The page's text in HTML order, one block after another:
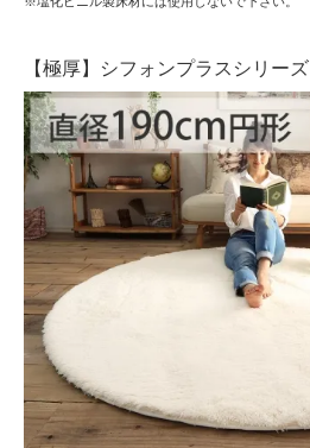
【極厚】シフォンプラスシリーズ